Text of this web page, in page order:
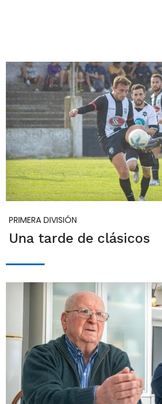
PRIMERA DIVISIÓN
Una tarde de clásicos